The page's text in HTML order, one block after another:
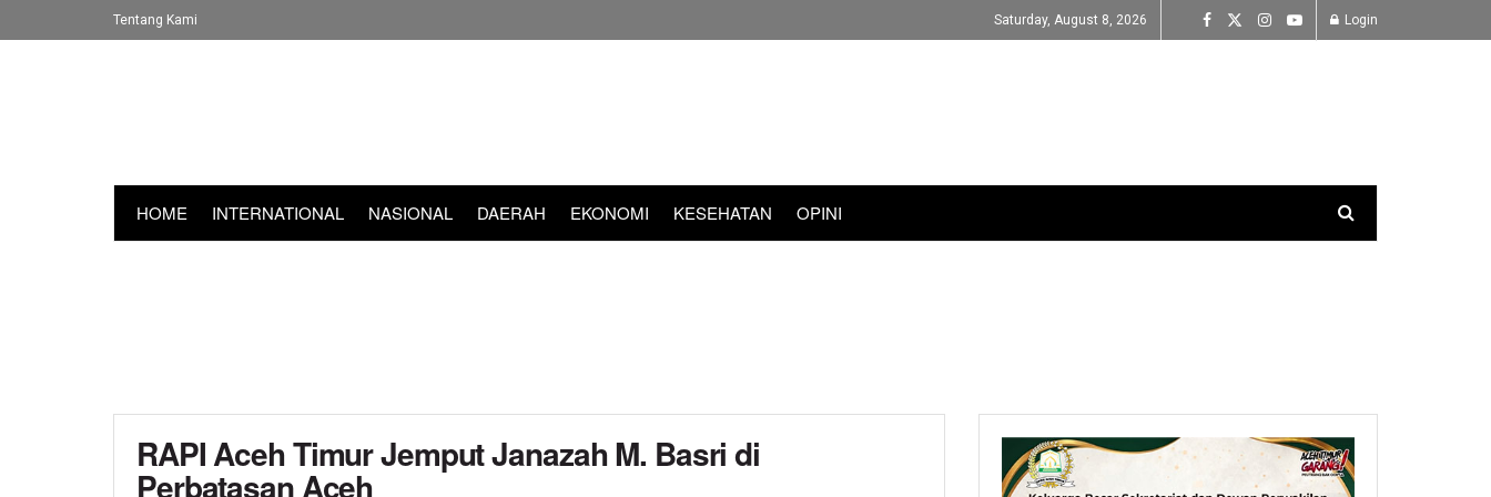
Tentang Kami Saturday, August 8, 2026 Login
HOME INTERNATIONAL NASIONAL DAERAH EKONOMI KESEHATAN OPINI
RAPI Aceh Timur Jemput Janazah M. Basri di
Perbatasan Aceh